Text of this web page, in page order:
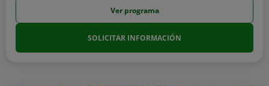
Ver programa
SOLICITAR INFORMACIÓN